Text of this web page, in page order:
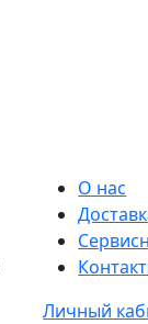
О нас
Личный